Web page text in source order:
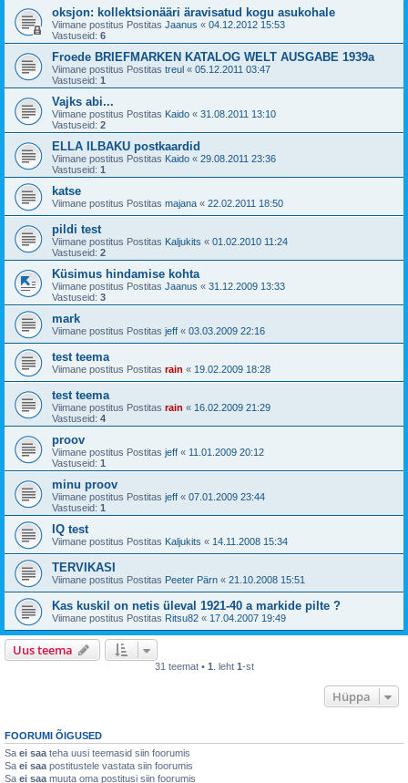
oksjon: kollektsionääri äravisatud kogu asukohale
Viimane postitus Postitas Jaanus « 04.12.2012 15:53
Vastuseid: 6
Froede BRIEFMARKEN KATALOG WELT AUSGABE 1939a
Viimane postitus Postitas treul « 05.12.2011 03:47
Vastuseid: 1
Vajks abi...
Viimane postitus Postitas Kaido « 31.08.2011 13:10
Vastuseid: 2
ELLA ILBAKU postkaardid
Viimane postitus Postitas Kaido « 29.08.2011 23:36
Vastuseid: 1
katse
Viimane postitus Postitas majana « 22.02.2011 18:50
pildi test
Viimane postitus Postitas Kaljukits « 01.02.2010 11:24
Vastuseid: 2
Küsimus hindamise kohta
Viimane postitus Postitas Jaanus « 31.12.2009 13:33
Vastuseid: 3
mark
Viimane postitus Postitas jeff « 03.03.2009 22:16
test teema
Viimane postitus Postitas rain « 19.02.2009 18:28
test teema
Viimane postitus Postitas rain « 16.02.2009 21:29
Vastuseid: 4
proov
Viimane postitus Postitas jeff « 11.01.2009 20:12
Vastuseid: 1
minu proov
Viimane postitus Postitas jeff « 07.01.2009 23:44
Vastuseid: 1
IQ test
Viimane postitus Postitas Kaljukits « 14.11.2008 15:34
TERVIKASI
Viimane postitus Postitas Peeter Pärn « 21.10.2008 15:51
Kas kuskil on netis üleval 1921-40 a markide pilte ?
Viimane postitus Postitas Ritsu82 « 17.04.2007 19:49
Uus teema
31 teemat • 1 . leht 1-st
Hüppa
FOORUMI ÕIGUSED
Sa ei saa teha uusi teemasid siin foorumis
Sa ei saa postitustele vastata siin foorumis
Sa ei saa muuta oma postitusi siin foorumis